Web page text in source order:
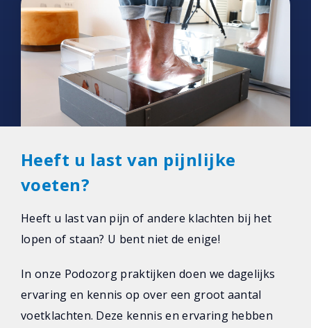
Heeft u last van pijnlijke
voeten?
Heeft u last van pijn of andere klachten bij het
lopen of staan? U bent niet de enige!
In onze Podozorg praktijken doen we dagelijks
ervaring en kennis op over een groot aantal
voetklachten. Deze kennis en ervaring hebben